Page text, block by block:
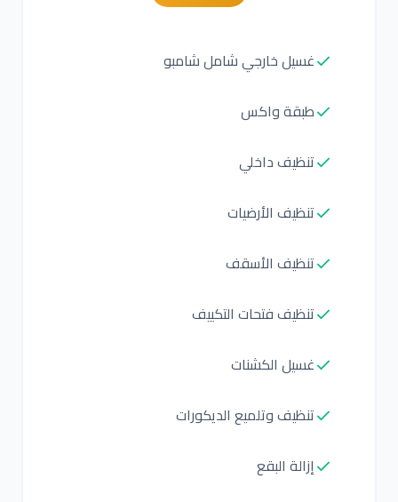
غسيل خارجي شامل شامبو
طبقة واكس
تنظيف داخلي
تنظيف الأرضيات
تنظيف الأسقف
تنظيف فتحات التكييف
غسيل الكشنات
تنظيف وتلميع الديكورات
إزالة البقع